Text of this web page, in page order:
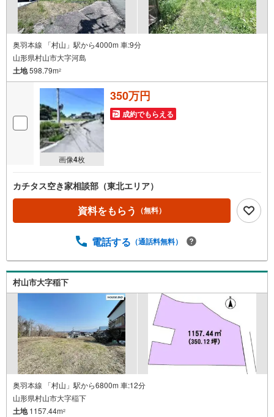
奥羽本線 「村山」駅から4000m 車:9分
山形県村山市大字河島
土地598.79m2
画像4枚
350万円
成約でもらえる
カチタス空き家相談部（東北エリア）
資料をもらう （無料）
電話する （通話料無料）
村山市大字稲下
奥羽本線 「村山」駅から6800m 車:12分
山形県村山市大字稲下
土地1157.44m2